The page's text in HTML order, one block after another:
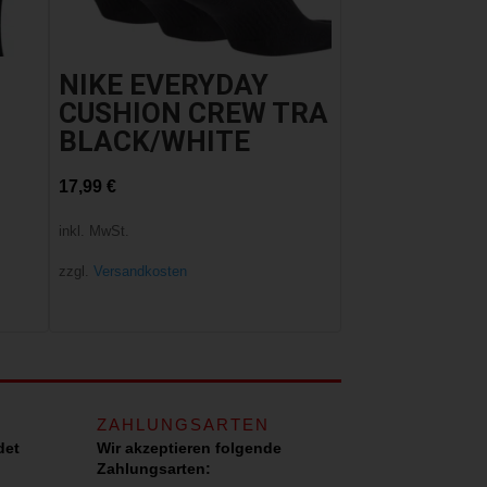
NIKE EVERYDAY
CUSHION CREW TRA
BLACK/WHITE
17,99 €
inkl. MwSt.
zzgl. Versandkosten
ZAHLUNGSARTEN
Wir akzeptieren folgende
Zahlungsarten: